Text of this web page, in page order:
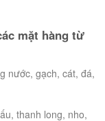
mặt hàng từ
nước, gạch, cát, đá,
thanh long, nho,